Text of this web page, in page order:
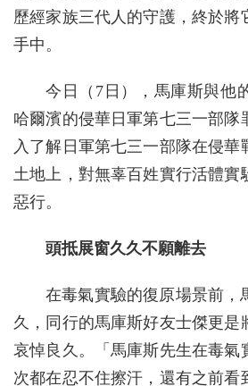
歷經家族三代人的守護，終於將
手中。
今日（7日），馬庫斯與他
哈爾濱的侵華日軍第七三一部隊
入了解日軍第七三一部隊在侵華
土地上，對無辜百姓實行活體實
惡行。
頭抵展窗久久不願離去
在毒氣實驗的復原場景前，
久，同行的馬庫斯好友士傑更是
哀悼良久。「馬庫斯先生在毒氣
次都在忍不住擦汗，還有之前看